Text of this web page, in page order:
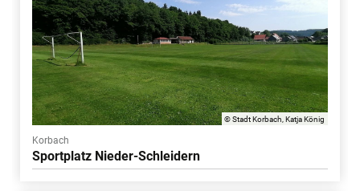
© Stadt Korbach, Katja König
Korbach
Sportplatz Nieder-Schleidern